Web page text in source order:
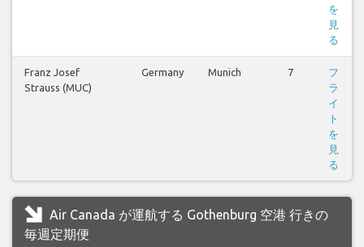
を
見
る
Franz Josef
Strauss (MUC)
Germany Munich 7
フ
ラ
イ
ト
を
見
る
Air Canada が運航する Gothenburg 空港 行きの
毎週定期便